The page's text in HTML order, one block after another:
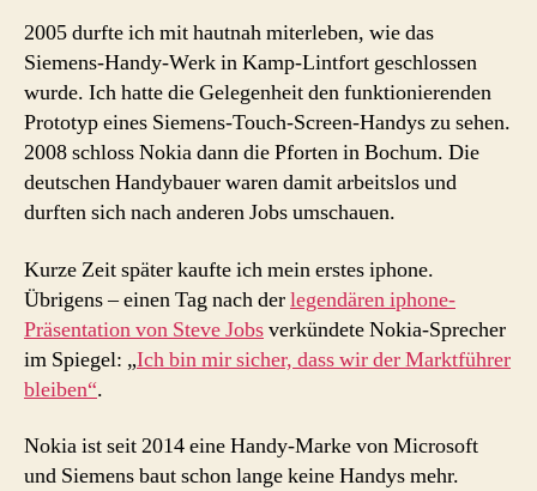
2005 durfte ich mit hautnah miterleben, wie das
Siemens-Handy-Werk in Kamp-Lintfort geschlossen
wurde. Ich hatte die Gelegenheit den funktionierenden
Prototyp eines Siemens-Touch-Screen-Handys zu sehen.
2008 schloss Nokia dann die Pforten in Bochum. Die
deutschen Handybauer waren damit arbeitslos und
durften sich nach anderen Jobs umschauen.
Kurze Zeit später kaufte ich mein erstes iphone.
Übrigens – einen Tag nach derlegendären iphone-
Präsentation von Steve Jobsverkündete Nokia-Sprecher
im Spiegel: „Ich bin mir sicher, dass wir der Marktführer
bleiben“.
Nokia ist seit 2014 eine Handy-Marke von Microsoft
und Siemens baut schon lange keine Handys mehr.